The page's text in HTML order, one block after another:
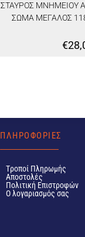
ΣΤΑΥΡΟΣ ΜΝΗΜΕΙΟΥ
ΣΩΜΑ ΜΕΓΑΛΟΣ
€
ΠΛΗΡΟΦΟΡΙΕΣ
Tροποί Πληρωμής
Αποστολές
Πολιτική Επιστροφών
Ο λογαριασμός σας